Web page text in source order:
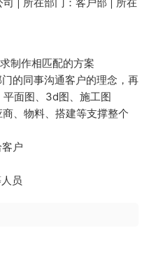
制作相匹配的方案
的同事沟通客户的理念，再
面图、3d图、施工图
、物料、搭建等支撑整个
户
员